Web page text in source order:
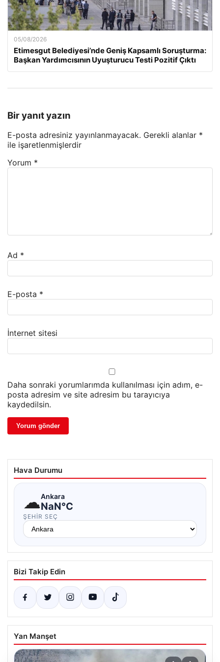
05/08/2026
Etimesgut Belediyesi’nde Geniş Kapsamlı Soruşturma:
Başkan Yardımcısının Uyuşturucu Testi Pozitif Çıktı
Bir yanıt yazın
E-posta adresiniz yayınlanmayacak. Gerekli alanlar *
ile işaretlenmişlerdir
Yorum *
Ad *
E-posta *
İnternet sitesi
Daha sonraki yorumlarımda kullanılması için adım, e-
posta adresim ve site adresim bu tarayıcıya
kaydedilsin.
Hava Durumu
☁Ankara
NaN°C
ŞEHIR SEÇ
Bizi Takip Edin
Yan Manşet